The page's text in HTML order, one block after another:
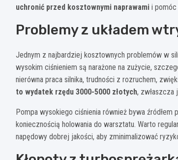
uchronić przed kosztownymi naprawami i
Problemy z układem
Jednym z najbardziej kosztownych problemów w
wysokim ciśnieniem są narażone na zużycie,
nierówna praca silnika, trudności z rozruchem,
to wydatek rzędu 3000-5000 złotych, zwłaszcza
Pompa wysokiego ciśnienia również bywa
koniecznością holowania do warsztatu. Warto
napędowy dobrej jakości, aby zminimalizować